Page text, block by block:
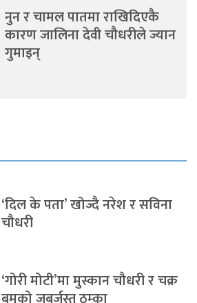
नुन र चामल पातमा राखिदिएकै
कारण जालिना देवी चौधरीले ज्यान
गुमाइन्
‘दिल के पता’ खोज्दै नरेश र सविना
चौधरी
‘गोरी मोटी’मा मुस्कान चौधरी र चक्र